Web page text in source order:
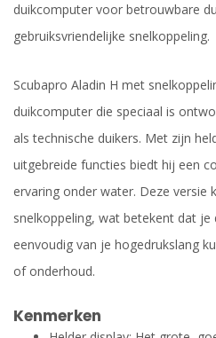
duikcomputer voor betrouwbare
gebruiksvriendelijke snelkoppeling.
Scubapro Aladin H met
duikcomputer die speciaal is
als technische duikers. Met zijn
uitgebreide functies biedt hij een
ervaring onder water. Deze versie
snelkoppeling, wat betekent dat je
eenvoudig van je hogedrukslang
of onderhoud.
Kenmerken